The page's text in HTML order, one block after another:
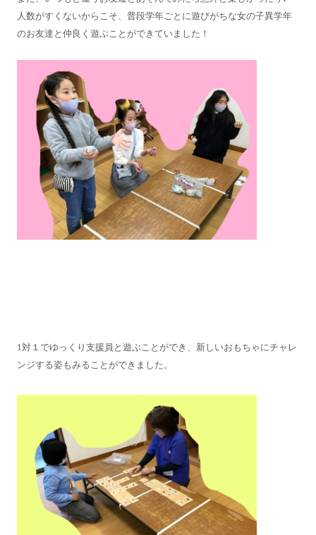
人数がすくないからこそ、普段学年ごとに遊びがちな女の子異学年
のお友達と仲良く遊ぶことができていました！
1対１でゆっくり支援員と遊ぶことができ、新しいおもちゃにチャレ
ンジする姿もみることができました。